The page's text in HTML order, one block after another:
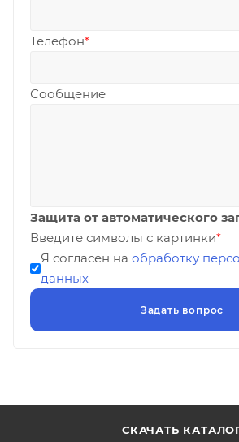
Телефон*
Сообщение
Защита от автоматического
Введите символы с картинки*
Я согласен на обработку
данных
СКАЧАТЬ